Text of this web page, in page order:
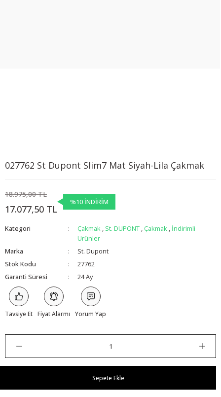
027762 St Dupont Slim7 Mat Siyah-Lila Çakmak
18.975,00 TL
17.077,50 TL
%10 İNDİRİM
Kategori Çakmak , St. DUPONT , Çakmak , İndirimli
Ürünler
Marka
St. Dupont
Stok Kodu
27762
Garanti Süresi
24 Ay
Tavsiye Et Fiyat Alarmı Yorum Yap
Sepete Ekle